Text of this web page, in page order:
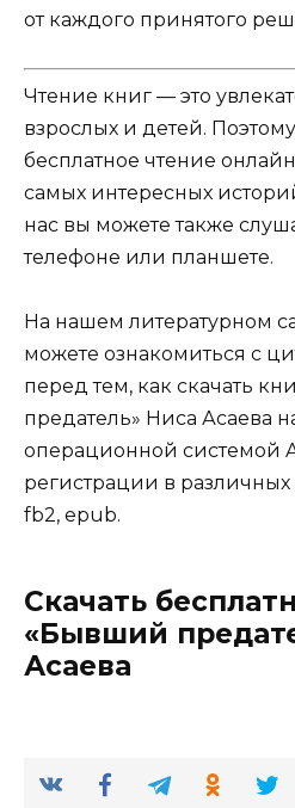
от каждого принятого
Чтение книг — это
взрослых и детей.
бесплатное чтение
самых интересных
нас вы можете также
телефоне или планшете.
На нашем литературном
можете ознакомиться с
перед тем, как скачать
предатель» Ниса Асаева
операционной системой
регистрации в
fb2, epub.
Скачать
«Бывший
Асаева